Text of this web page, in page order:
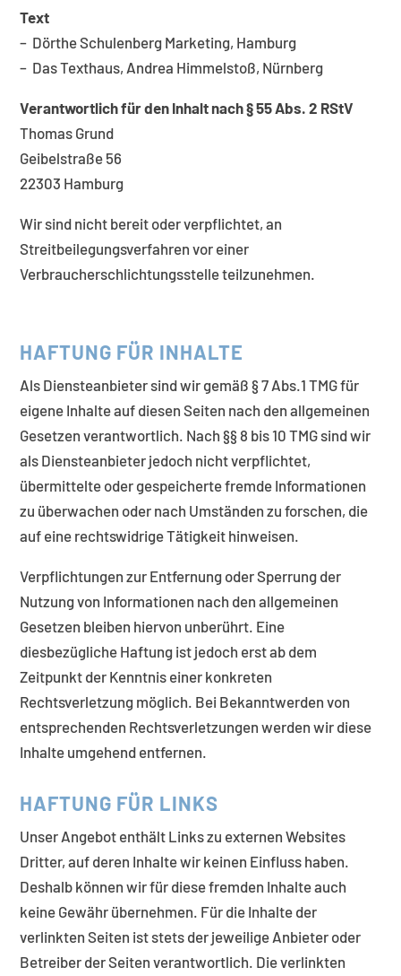
Text
– Dörthe Schulenberg Marketing, Hamburg
– Das Texthaus, Andrea Himmelstoß, Nürnberg
Verantwortlich für den Inhalt nach § 55 Abs. 2 RStV
Thomas Grund
Geibelstraße 56
22303 Hamburg
Wir sind nicht bereit oder verpflichtet, an
Streitbeilegungsverfahren vor einer
Verbraucherschlichtungsstelle teilzunehmen.
HAFTUNG FÜR INHALTE
Als Diensteanbieter sind wir gemäß § 7 Abs.1 TMG für
eigene Inhalte auf diesen Seiten nach den allgemeinen
Gesetzen verantwortlich. Nach §§ 8 bis 10 TMG sind wir
als Diensteanbieter jedoch nicht verpflichtet,
übermittelte oder gespeicherte fremde Informationen
zu überwachen oder nach Umständen zu forschen, die
auf eine rechtswidrige Tätigkeit hinweisen.
Verpflichtungen zur Entfernung oder Sperrung der
Nutzung von Informationen nach den allgemeinen
Gesetzen bleiben hiervon unberührt. Eine
diesbezügliche Haftung ist jedoch erst ab dem
Zeitpunkt der Kenntnis einer konkreten
Rechtsverletzung möglich. Bei Bekanntwerden von
entsprechenden Rechtsverletzungen werden wir diese
Inhalte umgehend entfernen.
HAFTUNG FÜR LINKS
Unser Angebot enthält Links zu externen Websites
Dritter, auf deren Inhalte wir keinen Einfluss haben.
Deshalb können wir für diese fremden Inhalte auch
keine Gewähr übernehmen. Für die Inhalte der
verlinkten Seiten ist stets der jeweilige Anbieter oder
Betreiber der Seiten verantwortlich. Die verlinkten